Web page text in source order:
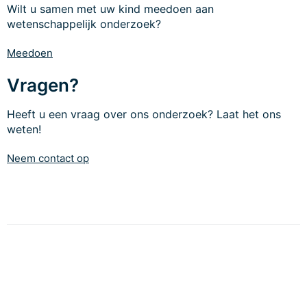
Wilt u samen met uw kind meedoen aan
wetenschappelijk onderzoek?
Meedoen
Vragen?
Heeft u een vraag over ons onderzoek? Laat het ons
weten!
Neem contact op